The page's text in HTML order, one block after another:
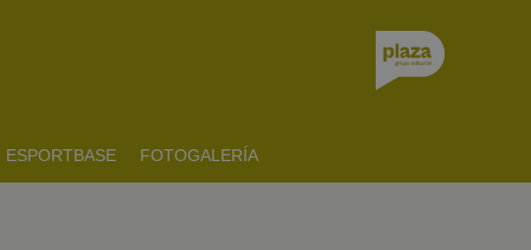
ESPORTBASE FOTOGALERÍA